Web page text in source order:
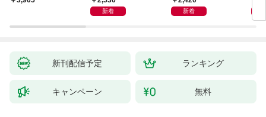
新着
描く」へ
新着
新刊配信予定 ランキング
キャンペーン 無料